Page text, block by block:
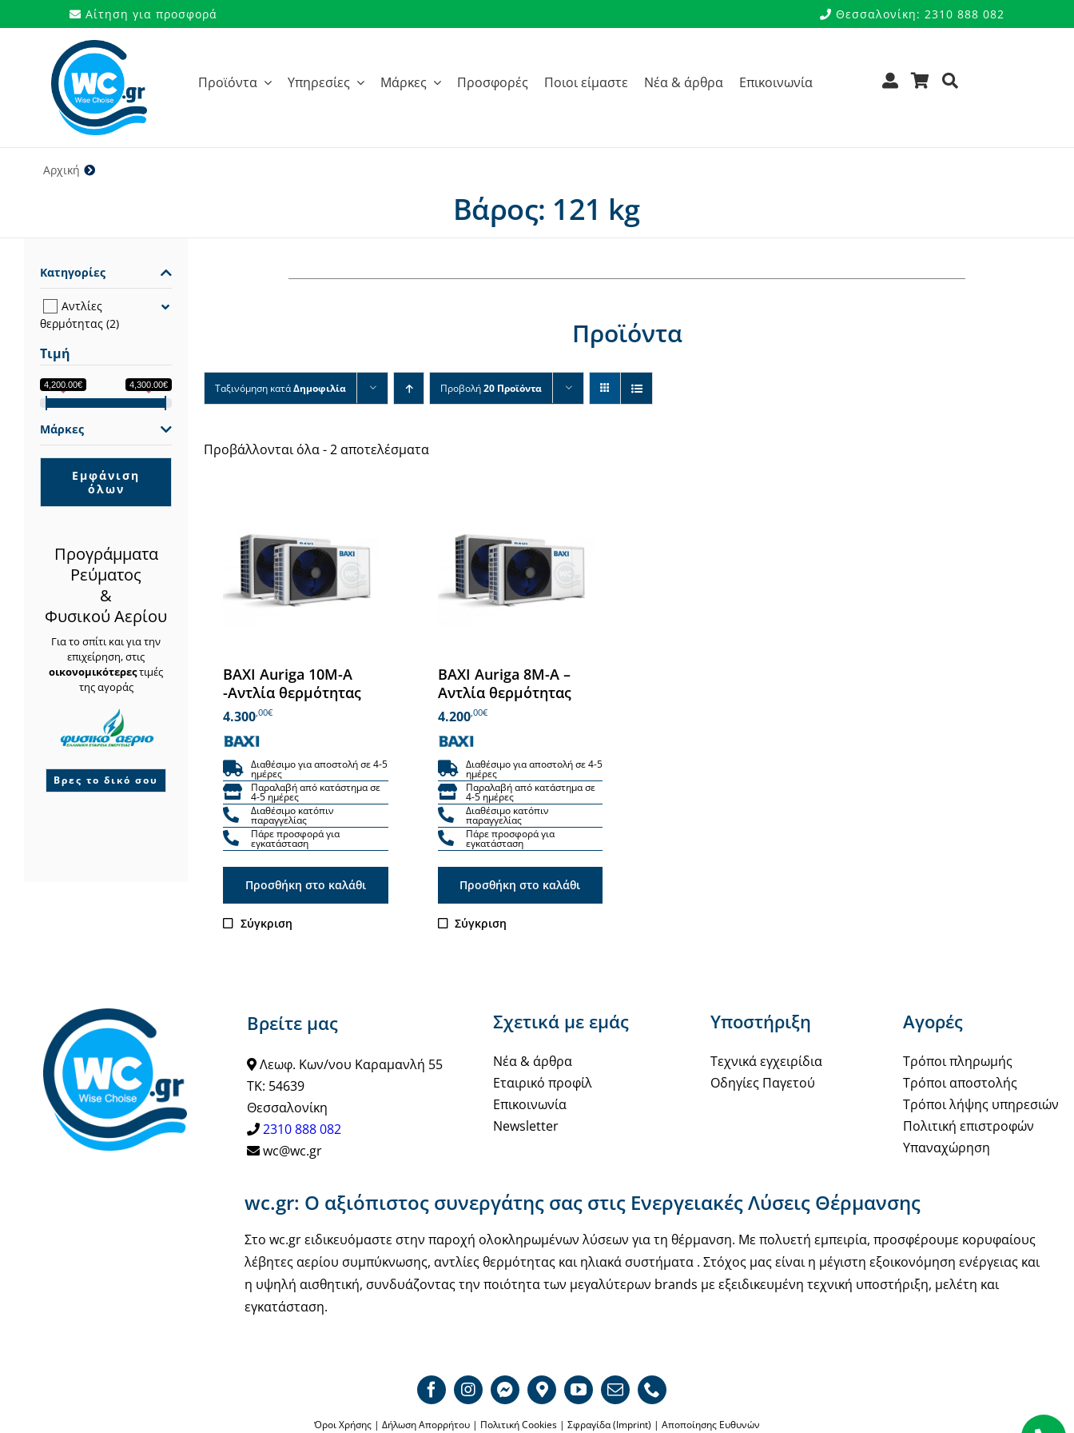
στο
περιεχόμενο
Αίτηση για προσφορά Θεσσαλονίκη: 2310 888 082
Προϊόντα Υπηρεσίες Μάρκες Προσφορές Ποιοι είμαστε Νέα & άρθρα Επικοινωνία
Αρχική
Βάρος: 121 kg
Προϊόντα
Ταξινόμηση κατάΔημοφιλία Προβολή20 Προϊόντα
Προβάλλονται όλα - 2 αποτελέσματα
BAXI Auriga 10M-A
-Αντλία θερμότητας
4.300,00€
Διαθέσιμο για αποστολή σε 4-5
ημέρες
Παραλαβή από κατάστημα σε
4-5 ημέρες
Διαθέσιμο κατόπιν
παραγγελίας
Πάρε προσφορά για
εγκατάσταση
Προσθήκη στο καλάθι
Σύγκριση
BAXI Auriga 8M-A –
Αντλία θερμότητας
4.200,00€
Διαθέσιμο για αποστολή σε 4-5
ημέρες
Παραλαβή από κατάστημα σε
4-5 ημέρες
Διαθέσιμο κατόπιν
παραγγελίας
Πάρε προσφορά για
εγκατάσταση
Προσθήκη στο καλάθι
Σύγκριση
Κατηγορίες
Αντλίες
θερμότητας (2)
Τιμή
4,200.00€ 4,300.00€
Μάρκες
Εμφάνιση
όλων
Προγράμματα
Ρεύματος
&
Φυσικού Αερίου
Για το σπίτι και για την
επιχείρηση, στις
οικονομικότερεςτιμές
της αγοράς
Βρες το δικό σου
Βρείτε μας
Λεωφ. Κων/νου Καραμανλή 55
ΤΚ: 54639
Θεσσαλονίκη
2310 888 082
wc@wc.gr
Σχετικά με εμάς
Νέα & άρθρα
Εταιρικό προφίλ
Επικοινωνία
Newsletter
Υποστήριξη
Τεχνικά εγχειρίδια
Οδηγίες Παγετού
Αγορές
Τρόποι πληρωμής
Τρόποι αποστολής
Τρόποι λήψης υπηρεσιών
Πολιτική επιστροφών
Υπαναχώρηση
wc.gr: Ο αξιόπιστος συνεργάτης σας στις Ενεργειακές Λύσεις Θέρμανσης
Στο wc.gr ειδικευόμαστε στην παροχή ολοκληρωμένων λύσεων για τη θέρμανση. Με πολυετή εμπειρία, προσφέρουμε κορυφαίους
λέβητες αερίου συμπύκνωσης, αντλίες θερμότητας και ηλιακά συστήματα . Στόχος μας είναι η μέγιστη εξοικονόμηση ενέργειας και
η υψηλή αισθητική, συνδυάζοντας την ποιότητα των μεγαλύτερων brands με εξειδικευμένη τεχνική υποστήριξη, μελέτη και
εγκατάσταση.
Όροι Χρήσης | Δήλωση Απορρήτου | Πολιτική Cookies | Σφραγίδα (Imprint) | Αποποίησης Ευθυνών